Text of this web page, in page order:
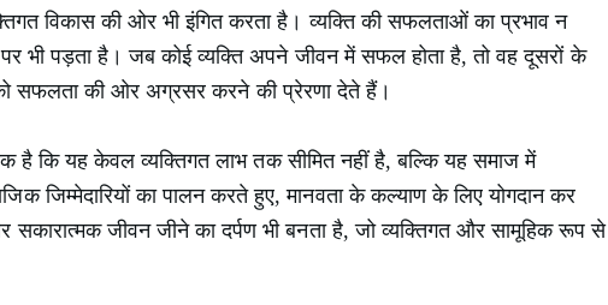
विकास की ओर भी इंगित करता है। व्यक्ति की सफलताओं का प्रभाव न
भी पड़ता है। जब कोई व्यक्ति अपने जीवन में सफल होता है, तो वह दूसरों के
सफलता की ओर अग्रसर करने की प्रेरणा देते हैं।
कि यह केवल व्यक्तिगत लाभ तक सीमित नहीं है, बल्कि यह समाज में
जिम्मेदारियों का पालन करते हुए, मानवता के कल्याण के लिए योगदान कर
जीवन जीने का दर्पण भी बनता है, जो व्यक्तिगत और सामूहिक रूप से